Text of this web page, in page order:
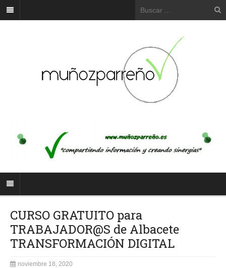
CURSO GRATUITO para
TRABAJADOR@S de Albacete
TRANSFORMACIÓN DIGITAL
noviembre 18, 2020